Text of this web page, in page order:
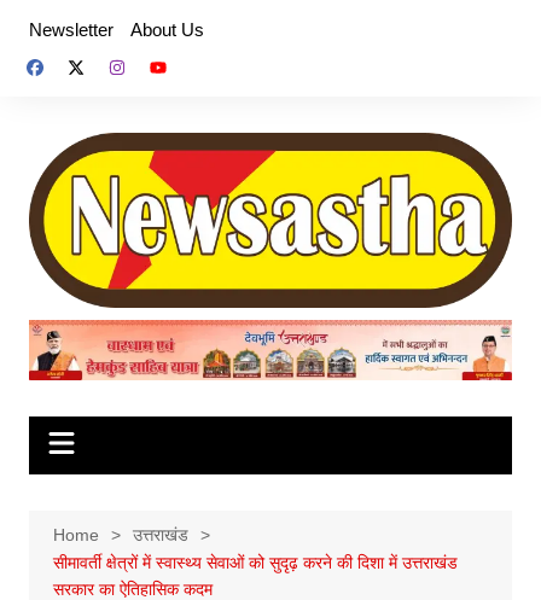
content
Newsletter About Us
Home
उत्तराखंड
सीमावर्ती क्षेत्रों में स्वास्थ्य सेवाओं को सुदृढ़ करने की दिशा में उत्तराखंड
सरकार का ऐतिहासिक कदम